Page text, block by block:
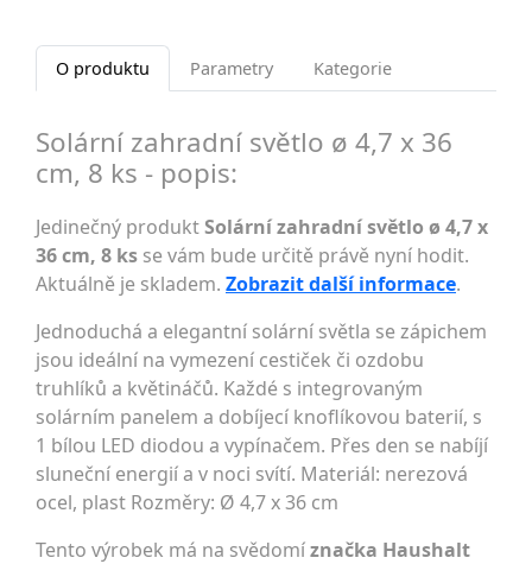
O produktu Parametry Kategorie
Solární zahradní světlo ø 4,7 x 36
cm, 8 ks - popis:
Jedinečný produktSolární zahradní světlo ø 4,7 x
36 cm, 8 ks se vám bude určitě právě nyní hodit.
Aktuálně je skladem. Zobrazit další informace.
Jednoduchá a elegantní solární světla se zápichem
jsou ideální na vymezení cestiček či ozdobu
truhlíků a květináčů. Každé s integrovaným
solárním panelem a dobíjecí knoflíkovou baterií, s
1 bílou LED diodou a vypínačem. Přes den se nabíjí
sluneční energií a v noci svítí. Materiál: nerezová
ocel, plast Rozměry: Ø 4,7 x 36 cm
Tento výrobek má na svědomíznačka Haushalt